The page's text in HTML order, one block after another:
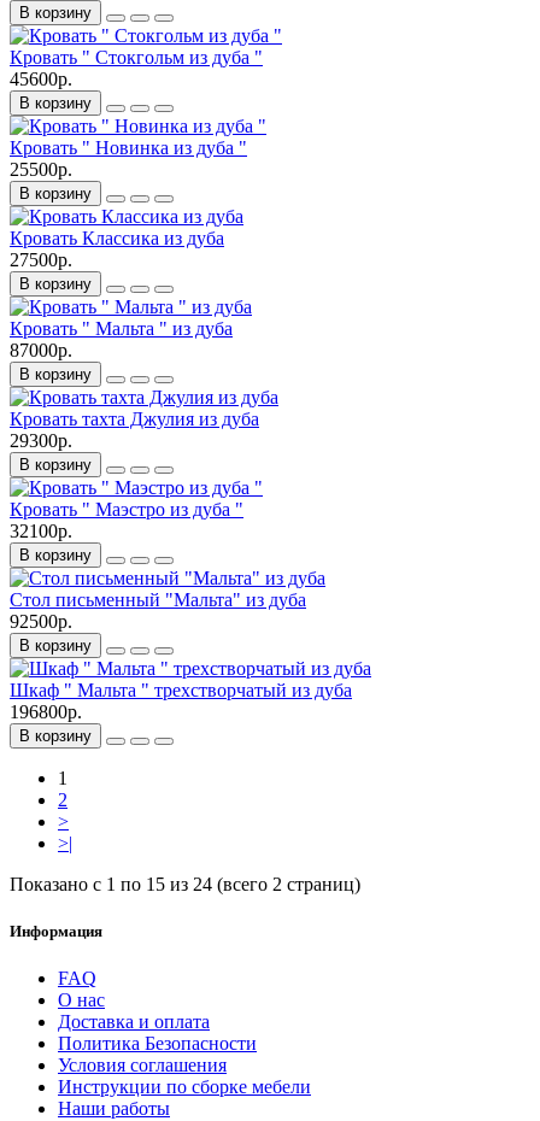
В корзину
Кровать " Стокгольм из дуба "
45600р.
В корзину
Кровать " Новинка из дуба "
25500р.
В корзину
Кровать Классика из дуба
27500р.
В корзину
Кровать " Мальта " из дуба
87000р.
В корзину
Кровать тахта Джулия из дуба
29300р.
В корзину
Кровать " Маэстро из дуба "
32100р.
В корзину
Стол письменный "Мальта" из дуба
92500р.
В корзину
Шкаф " Мальта " трехстворчатый из дуба
196800р.
В корзину
1
2
>
>|
Показано с 1 по 15 из 24 (всего 2 страниц)
Информация
FAQ
О нас
Доставка и оплата
Политика Безопасности
Условия соглашения
Инструкции по сборке мебели
Наши работы